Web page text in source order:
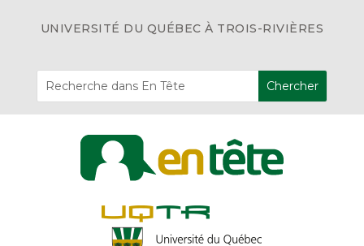
UNIVERSITÉ DU QUÉBEC À TROIS-RIVIÈRES